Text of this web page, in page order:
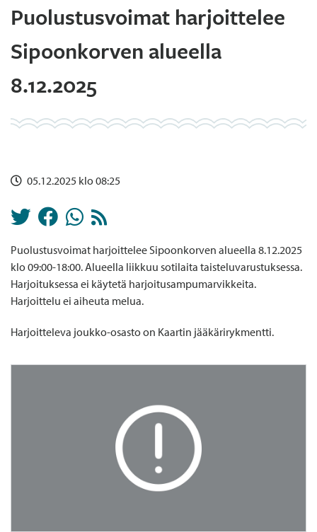
Puolustusvoimat harjoittelee
Sipoonkorven alueella
8.12.2025
05.12.2025 klo 08:25
Puolustusvoimat harjoittelee Sipoonkorven alueella 8.12.2025
klo 09:00-18:00. Alueella liikkuu sotilaita taisteluvarustuksessa.
Harjoituksessa ei käytetä harjoitusampumarvikkeita.
Harjoittelu ei aiheuta melua.
Harjoitteleva joukko-osasto on Kaartin jääkärirykmentti.